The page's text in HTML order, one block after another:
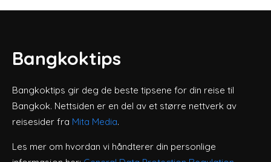
Bangkoktips
Bangkoktips gir deg de beste tipsene for din reise til
Bangkok. Nettsiden er en del av et større nettverk av
reisesider fra Mita Media.
Les mer om hvordan vi håndterer din personlige